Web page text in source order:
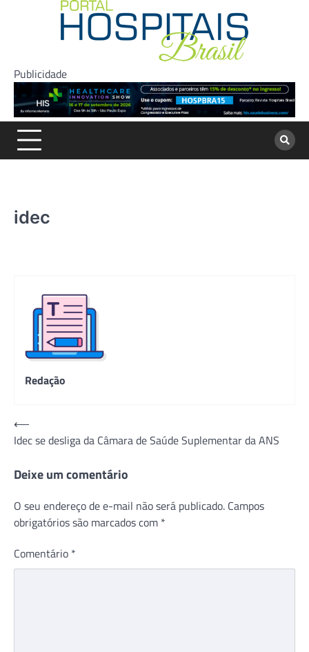
Publicidade
idec
Redação
Navegação
de
Post
⟵
Idec se desliga da Câmara de Saúde Suplementar da ANS
Deixe um comentário
O seu endereço de e-mail não será publicado. Campos
obrigatórios são marcados com *
Comentário *